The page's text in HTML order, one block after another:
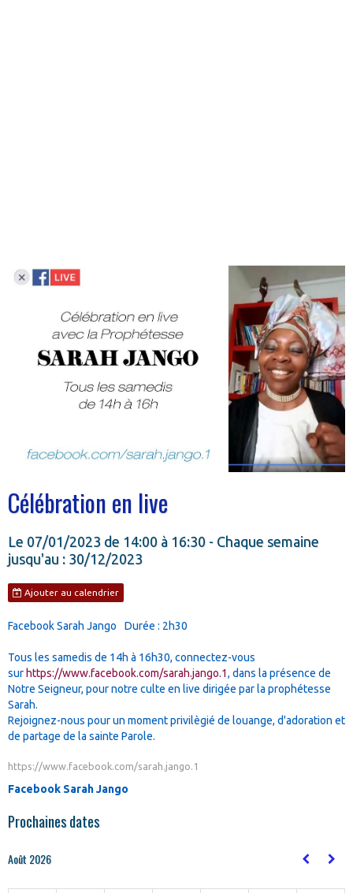
Célébration en live
Le 07/01/2023 de 14:00 à 16:30 - Chaque semaine
jusqu'au : 30/12/2023
Ajouter au calendrier
Facebook Sarah Jango Durée : 2h30
Tous les samedis de 14h à 16h30, connectez-vous
sur https://www.facebook.com/sarah.jango.1, dans la présence de
Notre Seigneur, pour notre culte en live dirigée par la prophétesse
Sarah.
Rejoignez-nous pour un moment privilègié de louange, d'adoration et
de partage de la sainte Parole.
https://www.facebook.com/sarah.jango.1
Facebook Sarah Jango
Prochaines dates
Août 2026